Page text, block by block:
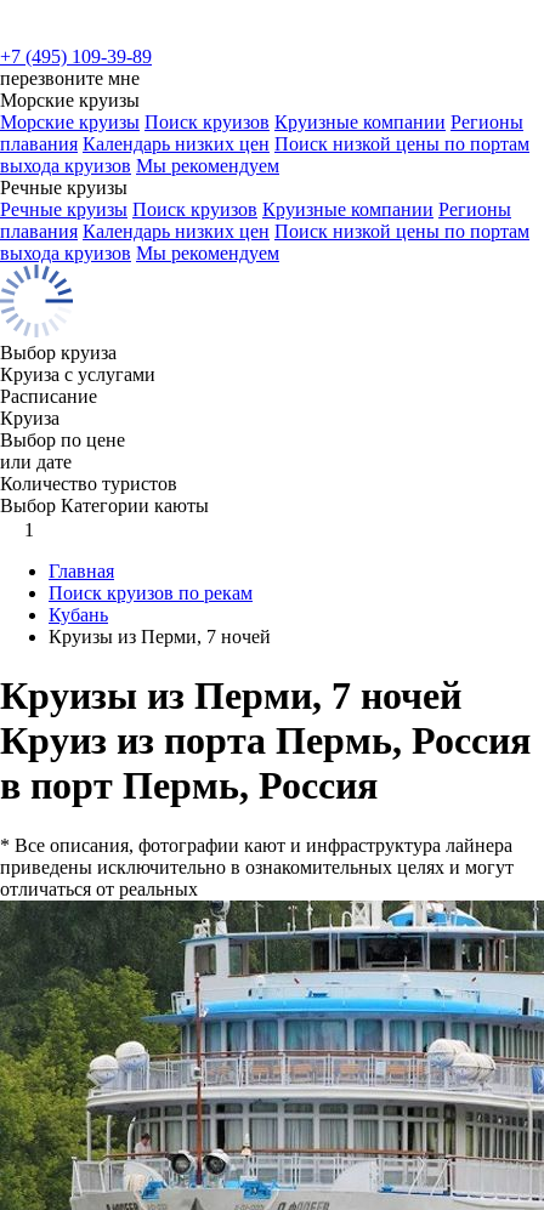
+7 (495) 109-39-89
перезвоните мне
Морские круизы
Морские круизы Поиск круизов Круизные компании Регионы
плавания Календарь низких цен Поиск низкой цены по портам
выхода круизов Мы рекомендуем
Речные круизы
Речные круизы Поиск круизов Круизные компании Регионы
плавания Календарь низких цен Поиск низкой цены по портам
выхода круизов Мы рекомендуем
Выбор круиза
Круиза с услугами
Расписание
Круиза
Выбор по цене
или дате
Количество туристов
Выбор Категории каюты
1
Главная
Поиск круизов по рекам
Кубань
Круизы из Перми, 7 ночей
Круизы из Перми, 7 ночей
Круиз из порта Пермь, Россия
в порт Пермь, Россия
* Все описания, фотографии кают и инфраструктура лайнера
приведены исключительно в ознакомительных целях и могут
отличаться от реальных